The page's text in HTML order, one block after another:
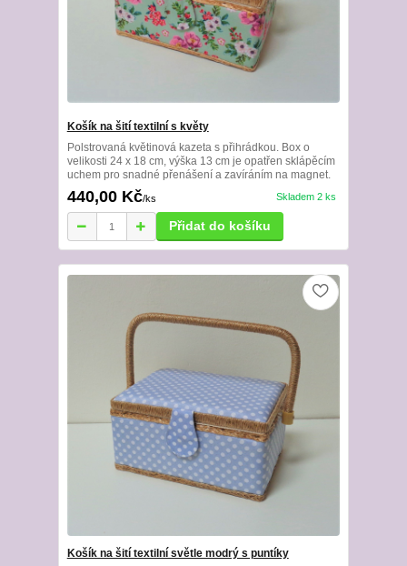
Košík na šití textilní s květy
Polstrovaná květinová kazeta s přihrádkou. Box o
velikosti 24 x 18 cm, výška 13 cm je opatřen sklápěcím
uchem pro snadné přenášení a zavíráním na magnet.
440,00 Kč/ks Skladem 2 ks
Přidat do košíku
Košík na šití textilní světle modrý s puntíky